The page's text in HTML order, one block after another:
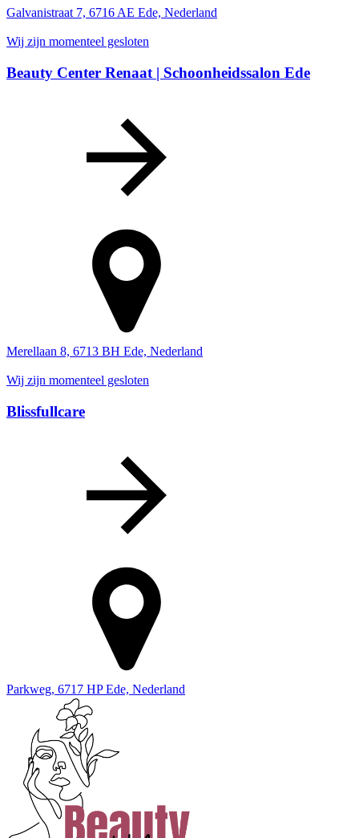
Galvanistraat 7, 6716 AE Ede, Nederland
Wij zijn momenteel gesloten
Beauty Center Renaat | Schoonheidssalon Ede
Merellaan 8, 6713 BH Ede, Nederland
Wij zijn momenteel gesloten
Blissfullcare
Parkweg, 6717 HP Ede, Nederland